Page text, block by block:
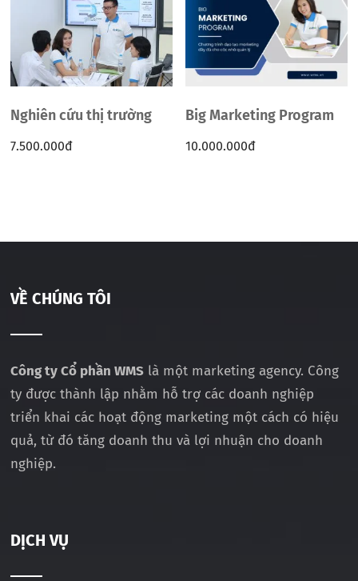
Nghiên cứu thị trường
7.500.000đ
Big Marketing Program
10.000.000đ
VỀ CHÚNG TÔI
Công ty Cổ phần WMS là một marketing agency. Công
ty được thành lập nhằm hỗ trợ các doanh nghiệp
triển khai các hoạt động marketing một cách có hiệu
quả, từ đó tăng doanh thu và lợi nhuận cho doanh
nghiệp.
DỊCH VỤ